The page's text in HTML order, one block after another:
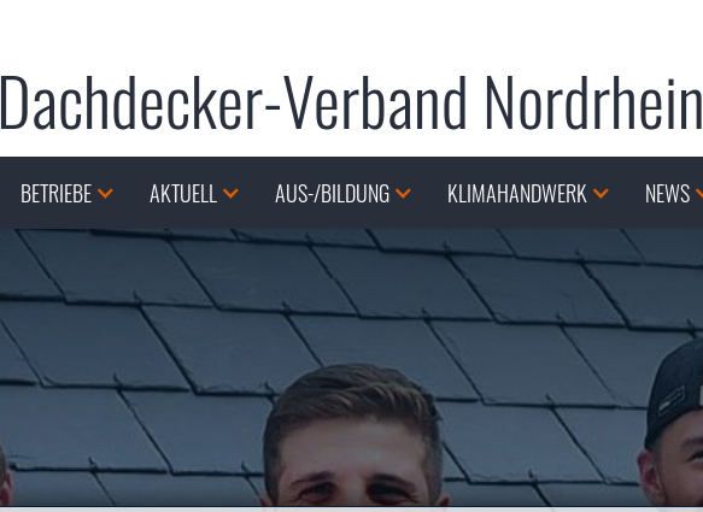
Dachdecker-Verband Nordrhein
BETRIEBE AKTUELL AUS-/BILDUNG KLIMAHANDWERK NEWS